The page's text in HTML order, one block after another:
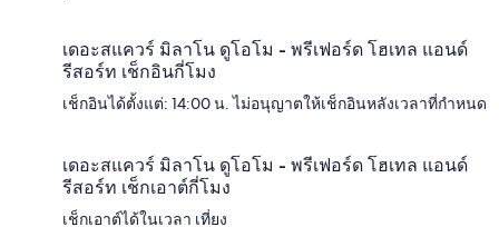
เดอะสแควร์ มิลาโน ดูโอโม - พรีเฟอร์ด โฮเทล แอนด์
รีสอร์ท เช็กอินกี่โมง
เช็กอินได้ตั้งแต่: 14:00 น. ไม่อนุญาตให้เช็กอินหลังเวลาที่กำหนด
เดอะสแควร์ มิลาโน ดูโอโม - พรีเฟอร์ด โฮเทล แอนด์
รีสอร์ท เช็กเอาต์กี่โมง
เช็กเอาต์ได้ในเวลา เที่ยง